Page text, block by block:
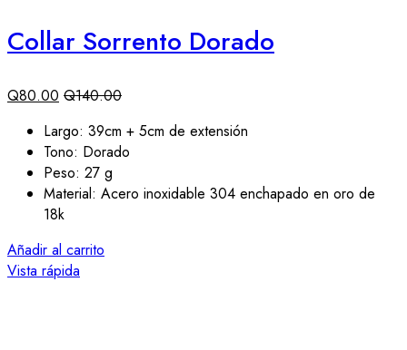
Collar Sorrento Dorado
Q80.00 Q140.00
Largo: 39cm + 5cm de extensión
Tono: Dorado
Peso: 27 g
Material: Acero inoxidable 304 enchapado en oro de
18k
Añadir al carrito
Vista rápida